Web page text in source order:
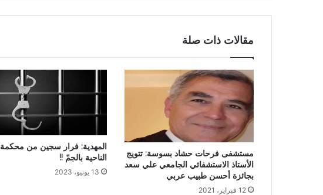
مقالات ذات صلة
مستشفى فرحات حشاد بسوسة: تتويج
الأستاذ الاستشفائي الجامعي علي سعد
بجائزة أحسن طبيب عربي
12 فبراير، 2021
المهدية: فرار سجين من محكمة
الناحية بالجمّ !!
13 يونيو، 2023